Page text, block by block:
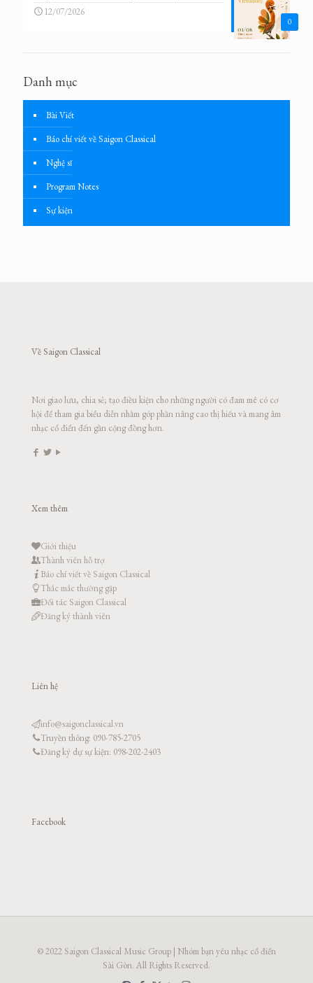
0
12/07/2026
Danh mục
Bài Viết
Báo chí viết về Saigon Classical
Nghệ sĩ
Program Notes
Sự kiện
Về Saigon Classical
Nơi giao lưu, chia sẻ; tạo điều kiện cho những người có đam mê có cơ
hội để tham gia biểu diễn nhằm góp phần nâng cao thị hiếu và mang âm
nhạc cổ điển đến gần cộng đồng hơn.
Xem thêm
Giới thiệu
Thành viên hỗ trợ
Báo chí viết về Saigon Classical
Thắc mắc thường gặp
Đối tác Saigon Classical
Đăng ký thành viên
Liên hệ
info@saigonclassical.vn
Truyền thông: 090-785-2705
Đăng ký dự sự kiện: 098-202-2403
Facebook
© 2022 Saigon Classical Music Group | Nhóm bạn yêu nhạc cổ điển
Sài Gòn. All Rights Reserved.